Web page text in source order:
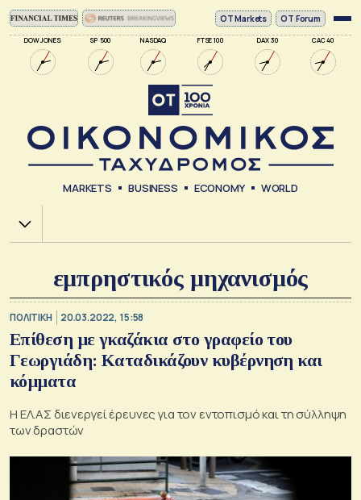
DOW JONES SP 500 NASDAQ FTSE 100 DAX 30 CAC 40
ΟΤ Markets OT Forum
MARKETS BUSINESS ECONOMY WORLD
Χ.Α.
εμπρηστικός μηχανισμός
ΠΟΛΙΤΙΚΗ 20.03.2022, 15:58
Επίθεση με γκαζάκια στο γραφείο του
Γεωργιάδη: Καταδικάζουν κυβέρνηση και
κόμματα
Η ΕΛ.ΑΣ διενεργεί έρευνες για τον εντοπισμό και τη σύλληψη
των δραστών